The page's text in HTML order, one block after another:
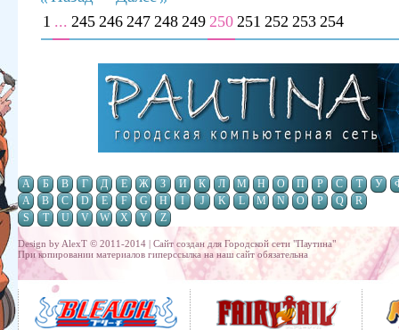
1 ... 245 246 247 248 249 250 251 252 253 254
А Б В Г Д Е Ж З И К Л М Н О П Р С Т У
A
B C D E F G H I J K L M N O P Q
R
S
T U V W X Y Z
Design by AlexT © 2011-2014 | Сайт создан для Городской сети "Паутина"
При копировании материалов гиперссылка на наш сайт обязательна